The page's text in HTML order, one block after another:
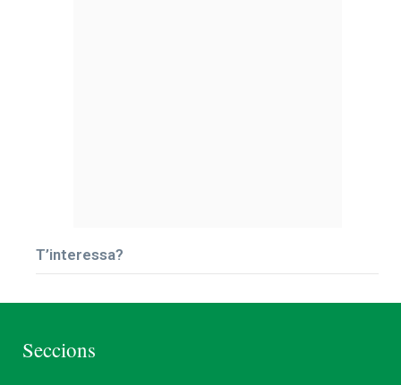
T’interessa?
Seccions